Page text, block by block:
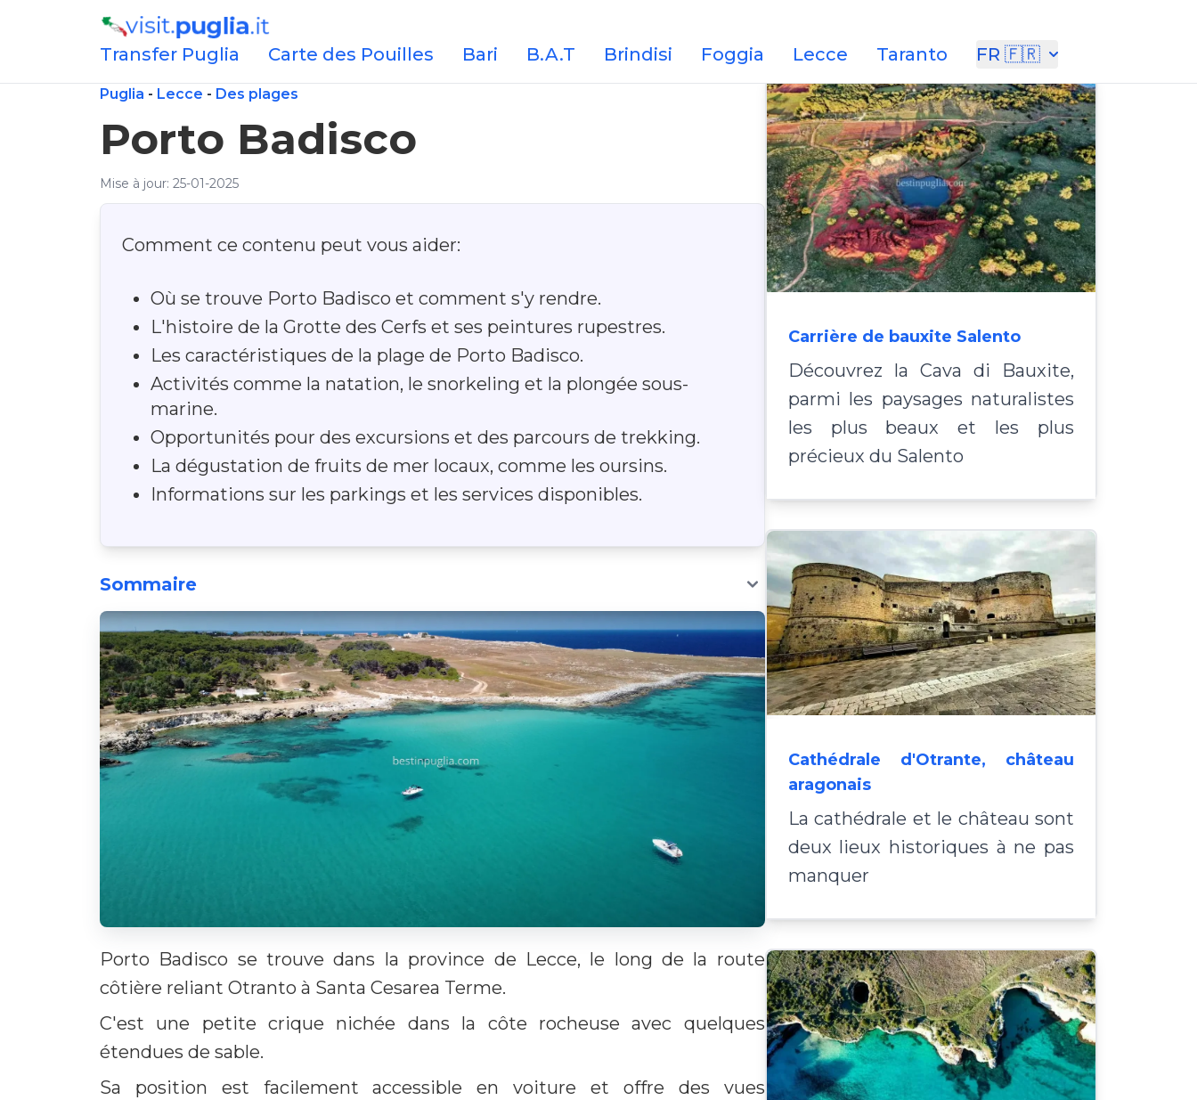
Transfer Puglia Carte des Pouilles Bari B.A.T Brindisi Foggia Lecce Taranto FR 🇫🇷
Puglia - Lecce - Des plages
Porto Badisco
Mise à jour: 25-01-2025
Comment ce contenu peut vous aider:
Où se trouve Porto Badisco et comment s'y rendre.
L'histoire de la Grotte des Cerfs et ses peintures rupestres.
Les caractéristiques de la plage de Porto Badisco.
Activités comme la natation, le snorkeling et la plongée sous-
marine.
Opportunités pour des excursions et des parcours de trekking.
La dégustation de fruits de mer locaux, comme les oursins.
Informations sur les parkings et les services disponibles.
Sommaire
Porto Badisco se trouve dans la province de Lecce, le long de la route
côtière reliant Otranto à Santa Cesarea Terme.
C'est une petite crique nichée dans la côte rocheuse avec quelques
étendues de sable.
Sa position est facilement accessible en voiture et offre des vues
Carrière de bauxite Salento
Découvrez la Cava di Bauxite,
parmi les paysages naturalistes
les plus beaux et les plus
précieux du Salento
Cathédrale d'Otrante, château
aragonais
La cathédrale et le château sont
deux lieux historiques à ne pas
manquer